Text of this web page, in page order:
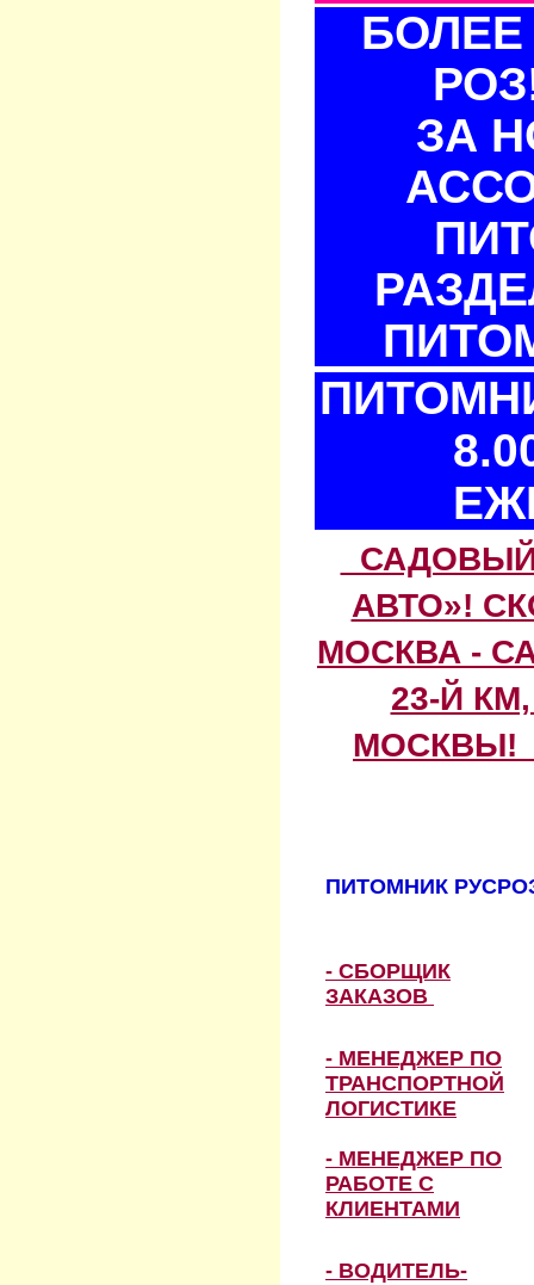
БОЛЕЕ
ЗА
АВТО»!
МОСКВА -
23-Й
МОСКВЫ!
ПИТОМНИК
- СБОРЩИК
ЗАКАЗОВ
- МЕНЕДЖЕР ПО
ТРАНСПОРТНОЙ
ЛОГИСТИКЕ
- МЕНЕДЖЕР ПО
РАБОТЕ С
КЛИЕНТАМИ
- ВОДИТЕЛЬ-